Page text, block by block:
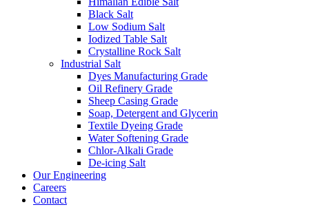
Black Salt
Low Sodium Salt
Iodized Table Salt
Crystalline Rock Salt
Industrial Salt
Dyes Manufacturing Grade
Oil Refinery Grade
Sheep Casing Grade
Soap, Detergent and Glycerin
Textile Dyeing Grade
Water Softening Grade
Chlor-Alkali Grade
De-icing Salt
Our Engineering
Careers
Contact